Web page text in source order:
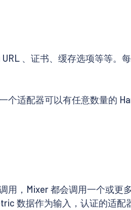
、证书、缓存选项等等。
个适配器可以有任意数量的
用，Mixer 都会调用一个或更
数据作为输入，认证的适配